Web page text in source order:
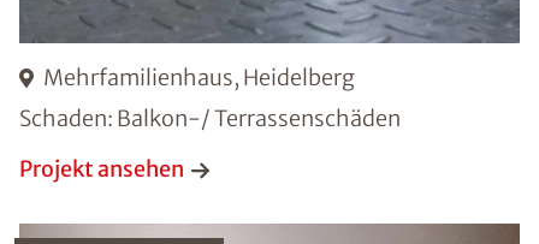
Mehrfamilienhaus, Heidelberg
Schaden: Balkon-/ Terrassenschäden
Projekt ansehen